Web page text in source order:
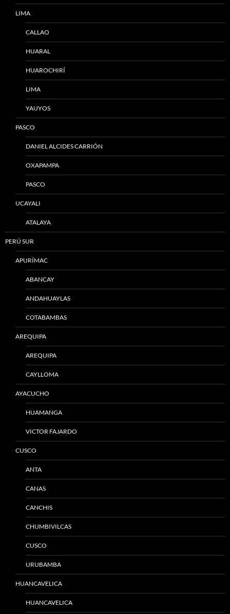
LIMA
CALLAO
HUARAL
HUAROCHIRÍ
LIMA
YAUYOS
PASCO
DANIEL ALCIDES CARRIÓN
OXAPAMPA
PASCO
UCAYALI
ATALAYA
PERÚ SUR
APURÍMAC
ABANCAY
ANDAHUAYLAS
COTABAMBAS
AREQUIPA
AREQUIPA
CAYLLOMA
AYACUCHO
HUAMANGA
VICTOR FAJARDO
CUSCO
ANTA
CANAS
CANCHIS
CHUMBIVILCAS
CUSCO
URUBAMBA
HUANCAVELICA
HUANCAVELICA